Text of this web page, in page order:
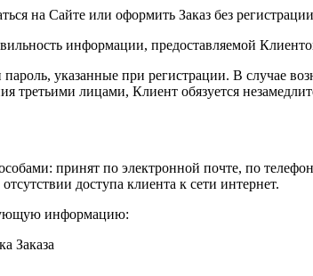
на Сайте или оформить Заказ без
информации, предоставляемой
указанные при регистрации. В случае
третьими лицами, Клиент обязуется
принят по электронной почте, по
доступа клиента к сети интернет.
информацию:
Заказа